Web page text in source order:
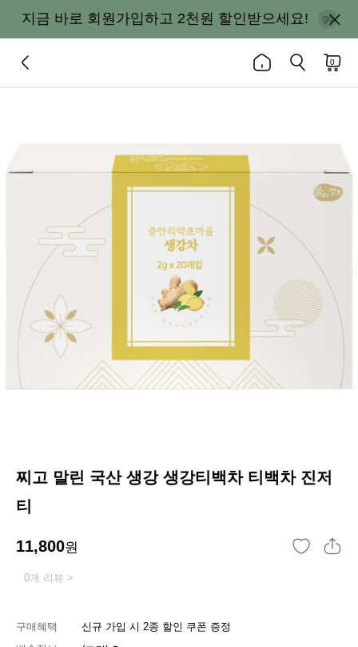
지금 바로 회원가입하고 2천원 할인받으세요!
0
찌고 말린 국산 생강 생강티백차 티백차 진저
티
11,800원
0개 리뷰 >
구매혜택
신규 가입 시 2종 할인 쿠폰 증정